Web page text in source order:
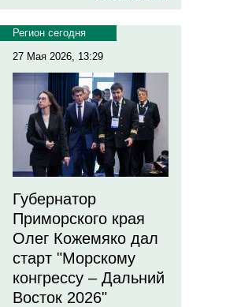
Регион сегодня
27 Мая 2026, 13:29
Губернатор
Приморского края
Олег Кожемяко дал
старт "Морскому
конгрессу – Дальний
Восток 2026"